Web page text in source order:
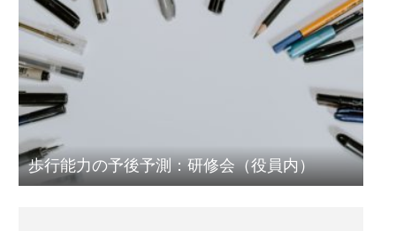
歩行能力の予後予測：研修会（役員内）